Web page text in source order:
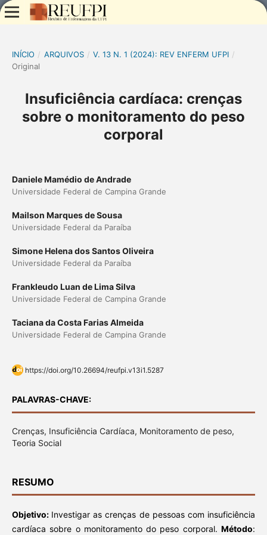
INÍCIO / ARQUIVOS / V. 13 N. 1 (2024): REV ENFERM UFPI /
Original
Insuficiência cardíaca: crenças
sobre o monitoramento do peso
corporal
Daniele Mamédio de Andrade
Universidade Federal de Campina Grande
Mailson Marques de Sousa
Universidade Federal da Paraíba
Simone Helena dos Santos Oliveira
Universidade Federal da Paraíba
Frankleudo Luan de Lima Silva
Universidade Federal de Campina Grande
Taciana da Costa Farias Almeida
Universidade Federal de Campina Grande
https://doi.org/10.26694/reufpi.v13i1.5287
PALAVRAS-CHAVE:
Crenças, Insuficiência Cardíaca, Monitoramento de peso,
Teoria Social
RESUMO
Objetivo: Investigar as crenças de pessoas com insuficiência
cardíaca sobre o monitoramento do peso corporal.Método: